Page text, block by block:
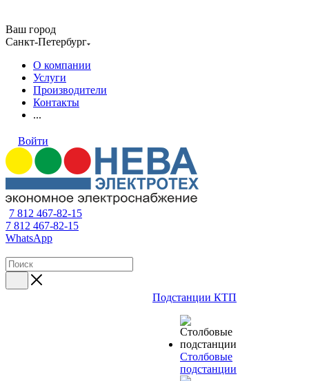
Ваш город
Санкт-Петербург
О компании
Услуги
Производители
Контакты
...
Войти
7 812 467-82-15
7 812 467-82-15
WhatsApp
Подстанции КТП
Столбовые
подстанции